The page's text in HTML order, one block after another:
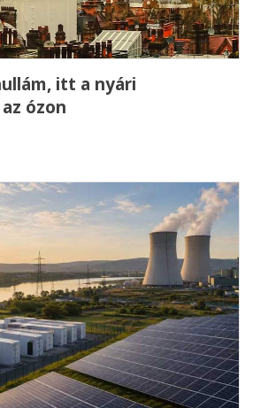
itt a nyári
ózon